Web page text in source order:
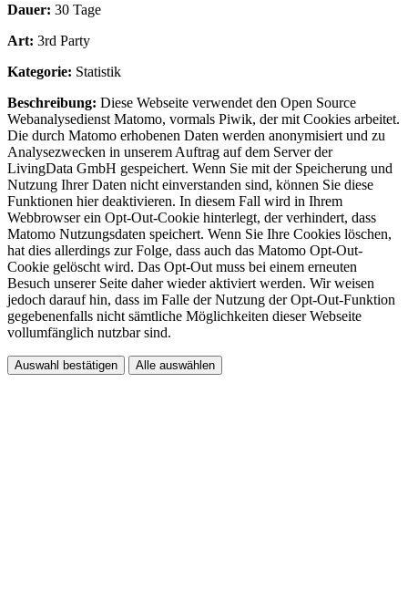
Dauer: 30 Tage
Art: 3rd Party
Kategorie: Statistik
Beschreibung: Diese Webseite verwendet den Open Source
Webanalysedienst Matomo, vormals Piwik, der mit Cookies arbeitet.
Die durch Matomo erhobenen Daten werden anonymisiert und zu
Analysezwecken in unserem Auftrag auf dem Server der
LivingData GmbH gespeichert. Wenn Sie mit der Speicherung und
Nutzung Ihrer Daten nicht einverstanden sind, können Sie diese
Funktionen hier deaktivieren. In diesem Fall wird in Ihrem
Webbrowser ein Opt-Out-Cookie hinterlegt, der verhindert, dass
Matomo Nutzungsdaten speichert. Wenn Sie Ihre Cookies löschen,
hat dies allerdings zur Folge, dass auch das Matomo Opt-Out-
Cookie gelöscht wird. Das Opt-Out muss bei einem erneuten
Besuch unserer Seite daher wieder aktiviert werden. Wir weisen
jedoch darauf hin, dass im Falle der Nutzung der Opt-Out-Funktion
gegebenenfalls nicht sämtliche Möglichkeiten dieser Webseite
vollumfänglich nutzbar sind.
Auswahl bestätigen Alle auswählen